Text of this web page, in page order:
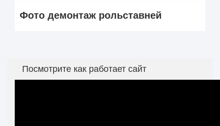
Фото демонтаж рольставней
Посмотрите как работает сайт